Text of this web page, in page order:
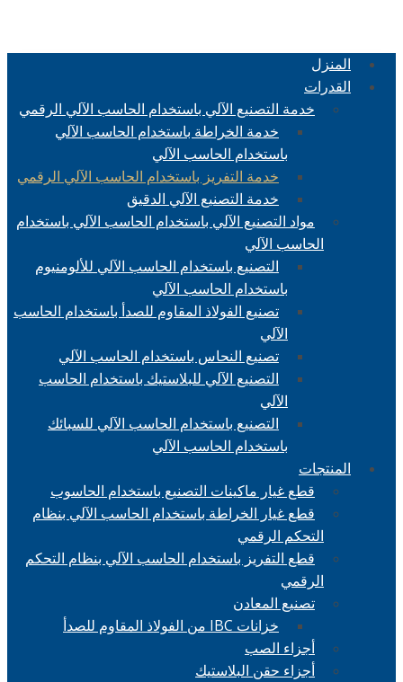
المنزل
القدرات
خدمة التصنيع الآلي باستخدام الحاسب الآلي الرقمي
خدمة الخراطة باستخدام الحاسب الآلي
باستخدام الحاسب الآلي
خدمة التفريز باستخدام الحاسب الآلي الرقمي
خدمة التصنيع الآلي الدقيق
مواد التصنيع الآلي باستخدام الحاسب الآلي باستخدام
الحاسب الآلي
التصنيع باستخدام الحاسب الآلي للألومنيوم
باستخدام الحاسب الآلي
تصنيع الفولاذ المقاوم للصدأ باستخدام الحاسب
الآلي
تصنيع النحاس باستخدام الحاسب الآلي
التصنيع الآلي للبلاستيك باستخدام الحاسب
الآلي
التصنيع باستخدام الحاسب الآلي للسبائك
باستخدام الحاسب الآلي
المنتجات
قطع غيار ماكينات التصنيع باستخدام الحاسوب
قطع غيار الخراطة باستخدام الحاسب الآلي بنظام
التحكم الرقمي
قطع التفريز باستخدام الحاسب الآلي بنظام التحكم
الرقمي
تصنيع المعادن
خزانات IBC من الفولاذ المقاوم للصدأ
أجزاء الصب
أجزاء حقن البلاستيك